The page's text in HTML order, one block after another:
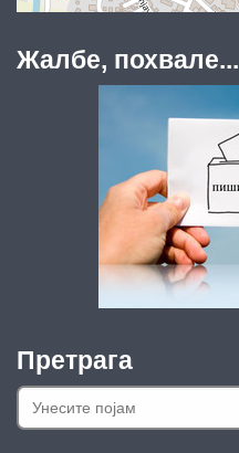
Жалбе, похвале...
Претрага